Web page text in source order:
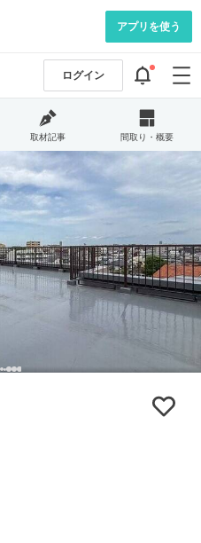
アプリを使う
ログイン
取材記事 間取り・概要